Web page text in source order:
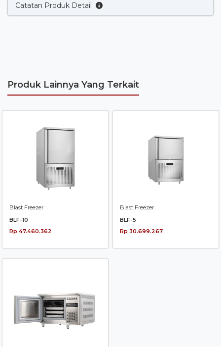
Catatan Produk Detail
Produk Lainnya Yang Terkait
Blast Freezer
BLF-10
Rp 47.460.362
Blast Freezer
BLF-5
Rp 30.699.267